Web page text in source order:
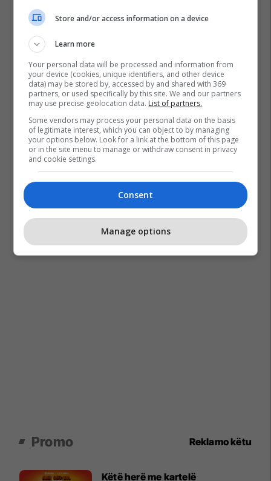
Sulm Kibernetik Agjencia E Statistikave
Hakera
Promo Reklamo këtu
Këtë herë me kartelë
Store and/or access information on a device
Learn more
Your personal data will be processed and information from
your device (cookies, unique identifiers, and other device
data) may be stored by, accessed by and shared with 369
partners, or used specifically by this site. We and our partners
may use precise geolocation data. List of partners.
Some vendors may process your personal data on the basis
of legitimate interest, which you can object to by managing
your options below. Look for a link at the bottom of this page
or in the site menu to manage or withdraw consent in privacy
and cookie settings.
Consent
Manage options